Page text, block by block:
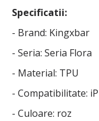
Specificatii:
- Brand: Kingxbar
- Seria: Seria Flora
- Material: TPU
- Compatibilitate:
- Culoare: roz